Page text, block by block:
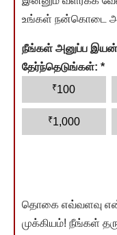
உங்கள் நன்கொடை
நீங்கள் அனுப்ப
தேர்ந்தெடுங்கள்: *
₹100
₹1,000
தொகை எவ்வளவு
முக்கியம்! நீங்கள்